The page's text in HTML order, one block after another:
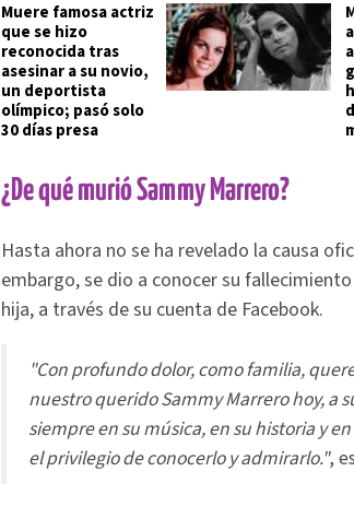
Muere famosa actriz
que se hizo
reconocida tras
asesinar a su novio,
un deportista
olímpico; pasó solo
30 días presa
¿De qué murió Sammy Marrero?
Hasta ahora no se ha revelado la causa
embargo, se dio a conocer su
hija, a través de su cuenta de Facebook.
"Con profundo dolor, como familia,
nuestro querido Sammy Marrero hoy, a
siempre en su música, en su historia y
el privilegio de conocerlo y admirarlo.",